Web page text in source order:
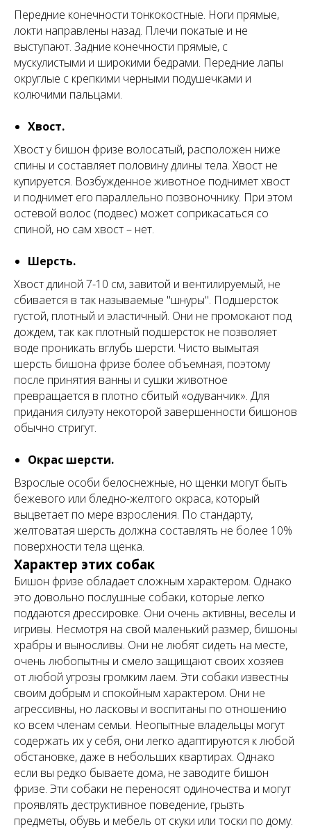
Передние конечности тонкокостные. Ноги прямые,
локти направлены назад. Плечи покатые и не
выступают. Задние конечности прямые, с
мускулистыми и широкими бедрами. Передние лапы
округлые с крепкими черными подушечками и
колючими пальцами.
Хвост.
Хвост у бишон фризе волосатый, расположен ниже
спины и составляет половину длины тела. Хвост не
купируется. Возбужденное животное поднимет хвост
и поднимет его параллельно позвоночнику. При этом
остевой волос (подвес) может соприкасаться со
спиной, но сам хвост – нет.
Шерсть.
Хвост длиной 7-10 см, завитой и вентилируемый, не
сбивается в так называемые "шнуры". Подшерсток
густой, плотный и эластичный. Они не промокают под
дождем, так как плотный подшерсток не позволяет
воде проникать вглубь шерсти. Чисто вымытая
шерсть бишона фризе более объемная, поэтому
после принятия ванны и сушки животное
превращается в плотно сбитый «одуванчик». Для
придания силуэту некоторой завершенности бишонов
обычно стригут.
Окрас шерсти.
Взрослые особи белоснежные, но щенки могут быть
бежевого или бледно-желтого окраса, который
выцветает по мере взросления. По стандарту,
желтоватая шерсть должна составлять не более 10%
поверхности тела щенка.
Характер этих собак
Бишон фризе обладает сложным характером. Однако
это довольно послушные собаки, которые легко
поддаются дрессировке. Они очень активны, веселы и
игривы. Несмотря на свой маленький размер, бишоны
храбры и выносливы. Они не любят сидеть на месте,
очень любопытны и смело защищают своих хозяев
от любой угрозы громким лаем. Эти собаки известны
своим добрым и спокойным характером. Они не
агрессивны, но ласковы и воспитаны по отношению
ко всем членам семьи. Неопытные владельцы могут
содержать их у себя, они легко адаптируются к любой
обстановке, даже в небольших квартирах. Однако
если вы редко бываете дома, не заводите бишон
фризе. Эти собаки не переносят одиночества и могут
проявлять деструктивное поведение, грызть
предметы, обувь и мебель от скуки или тоски по дому.